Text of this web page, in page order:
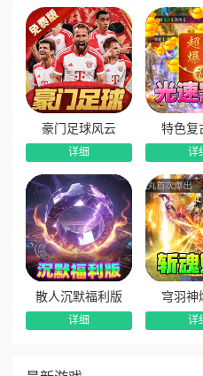
具；
首爆奖励‌：首次爆出神装
七天成长计划‌：完成任务
累充，助力快速起飞。
杀怪抽奖，稀有材料免费拿
《顽石英雄》创新“‌杀怪即
每击杀一定数量怪物即可
奖励包含‌游戏货币、稀有
打怪拿；
抽奖次数无上限，越肝越
豪门足球风云
详细
特色复
详
散人沉默福利版
详细
穹羽神
详